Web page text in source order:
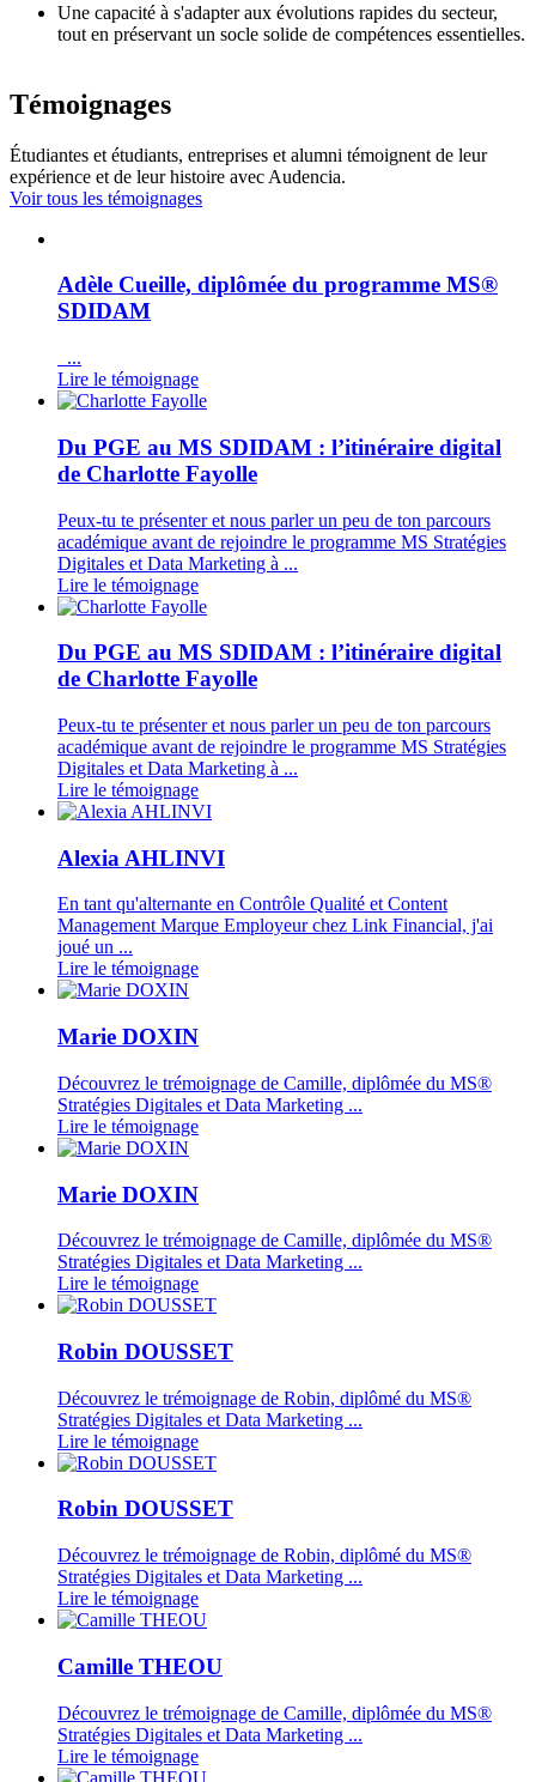
Une capacité à s'adapter aux évolutions rapides du secteur,
tout en préservant un socle solide de compétences essentielles.
Témoignages
Étudiantes et étudiants, entreprises et alumni témoignent de leur
expérience et de leur histoire avec Audencia.
Voir tous les témoignages
Adèle Cueille, diplômée du programme MS®
SDIDAM
...
Lire le témoignage
Du PGE au MS SDIDAM : l’itinéraire digital
de Charlotte Fayolle
Peux-tu te présenter et nous parler un peu de ton parcours
académique avant de rejoindre le programme MS Stratégies
Digitales et Data Marketing à ...
Lire le témoignage
Du PGE au MS SDIDAM : l’itinéraire digital
de Charlotte Fayolle
Peux-tu te présenter et nous parler un peu de ton parcours
académique avant de rejoindre le programme MS Stratégies
Digitales et Data Marketing à ...
Lire le témoignage
Alexia AHLINVI
En tant qu'alternante en Contrôle Qualité et Content
Management Marque Employeur chez Link Financial, j'ai
joué un ...
Lire le témoignage
Marie DOXIN
Découvrez le trémoignage de Camille, diplômée du MS®
Stratégies Digitales et Data Marketing ...
Lire le témoignage
Marie DOXIN
Découvrez le trémoignage de Camille, diplômée du MS®
Stratégies Digitales et Data Marketing ...
Lire le témoignage
Robin DOUSSET
Découvrez le trémoignage de Robin, diplômé du MS®
Stratégies Digitales et Data Marketing ...
Lire le témoignage
Robin DOUSSET
Découvrez le trémoignage de Robin, diplômé du MS®
Stratégies Digitales et Data Marketing ...
Lire le témoignage
Camille THEOU
Découvrez le trémoignage de Camille, diplômée du MS®
Stratégies Digitales et Data Marketing ...
Lire le témoignage